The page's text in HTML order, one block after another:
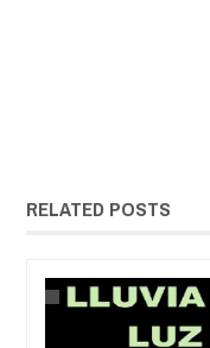
RELATED POSTS
EXTRANOTIX MISTERIO